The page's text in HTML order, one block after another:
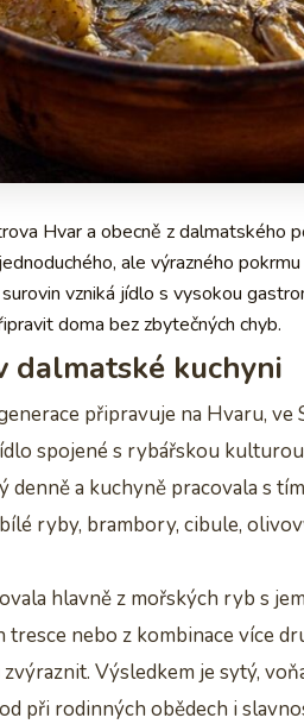
Hvar a obecně z dalmatského
ale výrazného
vzniká jídlo s vysokou
doma bez zbytečných chyb.
dalmatské kuchyni
připravuje na Hvaru, ve
spojené s rybářskou
a kuchyně pracovala s
ryby, brambory, cibule,
hlavně z mořských ryb s
nebo z kombinace více
Výsledkem je sytý,
při rodinných obědech i